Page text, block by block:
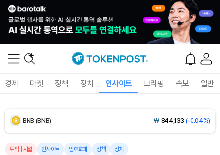
경제 마켓 정책 정치 인사이트 브리핑 속보 일반
Dogecoin (DOGE) 99.82(+1.65%)
BNB (BNB) ₩ 844,133 (-0.04%)
USDC (USDC)
토픽 사설 인사이트 암호화폐 정책 정치